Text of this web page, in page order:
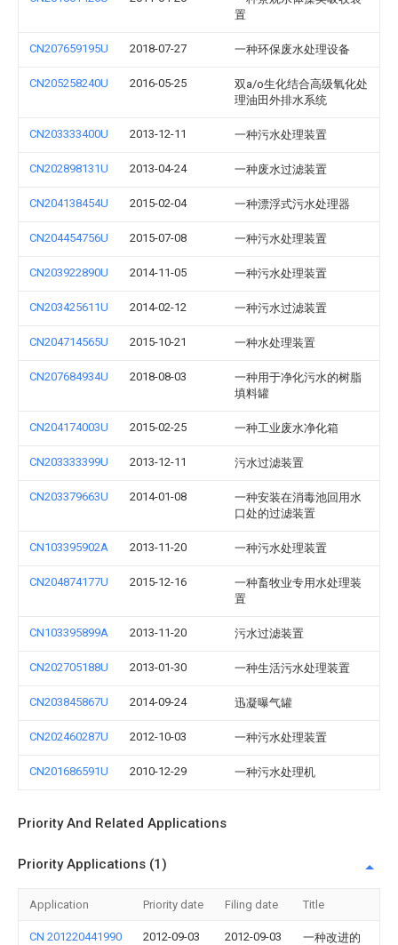
置
CN207659195U 2018-07-27 一种环保废水处理设备
CN205258240U 2016-05-25
双a/o生化结合高级氧化处
理油田外排水系统
CN203333400U 2013-12-11 一种污水处理装置
CN202898131U 2013-04-24 一种废水过滤装置
CN204138454U 2015-02-04 一种漂浮式污水处理器
CN204454756U 2015-07-08 一种污水处理装置
CN203922890U 2014-11-05 一种污水处理装置
CN203425611U 2014-02-12 一种污水过滤装置
CN204714565U 2015-10-21 一种水处理装置
CN207684934U 2018-08-03
一种用于净化污水的树脂
填料罐
CN204174003U 2015-02-25 一种工业废水净化箱
CN203333399U 2013-12-11 污水过滤装置
CN203379663U 2014-01-08
一种安装在消毒池回用水
口处的过滤装置
CN103395902A 2013-11-20 一种污水处理装置
CN204874177U 2015-12-16
一种畜牧业专用水处理装
置
CN103395899A 2013-11-20 污水过滤装置
CN202705188U 2013-01-30 一种生活污水处理装置
CN203845867U 2014-09-24 迅凝曝气罐
CN202460287U 2012-10-03 一种污水处理装置
CN201686591U 2010-12-29 一种污水处理机
Priority And Related Applications
Priority Applications (1)
Application Priority date Filing date Title
CN 201220441990 2012-09-03 2012-09-03
一种改进的